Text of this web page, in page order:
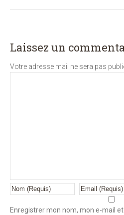
Laissez un
Votre adresse mail ne sera pas
Enregistrer mon nom, mon e-mail